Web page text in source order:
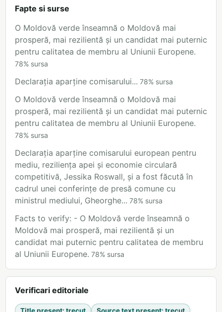
Fapte si surse
O Moldovă verde înseamnă o Moldovă mai
prosperă, mai rezilientă și un candidat mai puternic
pentru calitatea de membru al Uniunii Europene.
78% sursa
Declarația aparține comisarului... 78% sursa
O Moldovă verde înseamnă o Moldovă mai
prosperă, mai rezilientă și un candidat mai puternic
pentru calitatea de membru al Uniunii Europene.
78% sursa
Declarația aparține comisarului european pentru
mediu, reziliența apei și economie circulară
competitivă, Jessika Roswall, și a fost făcută în
cadrul unei conferințe de presă comune cu
ministrul mediului, Gheorghe... 78% sursa
Facts to verify: - O Moldovă verde înseamnă o
Moldovă mai prosperă, mai rezilientă și un
candidat mai puternic pentru calitatea de membru
al Uniunii Europene. 78% sursa
Verificari editoriale